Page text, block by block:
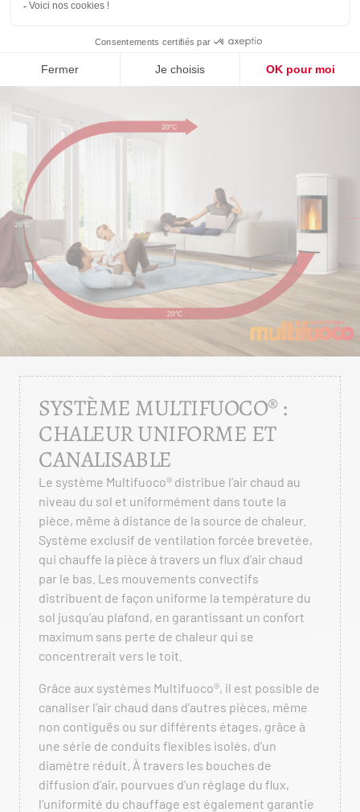
silence total.
SYSTÈME MULTIFUOCO® :
CHALEUR UNIFORME ET
CANALISABLE
Le système Multifuoco® distribue l’air chaud au
niveau du sol et uniformément dans toute la
pièce, même à distance de la source de chaleur.
Système exclusif de ventilation forcée brevetée,
qui chauffe la pièce à travers un flux d’air chaud
par le bas. Les mouvements convectifs
distribuent de façon uniforme la température du
sol jusqu’au plafond, en garantissant un confort
maximum sans perte de chaleur qui se
concentrerait vers le toit.
Grâce aux systèmes Multifuoco®, il est possible de
canaliser l’air chaud dans d’autres pièces, même
non contiguës ou sur différents étages, grâce à
une série de conduits flexibles isolés, d’un
diamètre réduit. À travers les bouches de
diffusion d’air, pourvues d’un réglage du flux,
l’uniformité du chauffage est également garantie